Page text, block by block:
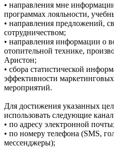
• направления мне
программах лояльности,
• направления предложений,
сотрудничеством;
• направления информации о
отопительной технике,
Аристон;
• сбора статистической
эффективности
мероприятий.
Для достижения указанных
использовать следующие
• по адресу электронной почты;
• по номеру телефона (SMS,
мессенджеры);